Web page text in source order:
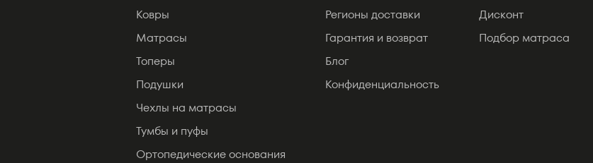
Ковры
Матрасы
Топеры
Подушки
Чехлы на матрасы
Тумбы и пуфы
Ортопедические основания
Регионы доставки
Гарантия и возврат
Блог
Конфиденциальность
Дисконт
Подбор матраса